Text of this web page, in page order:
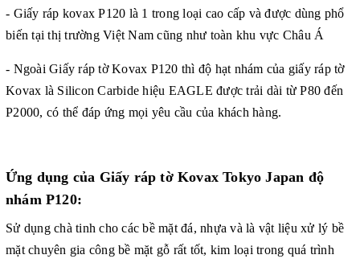
- Giấy ráp kovax P120 là 1 trong loại cao cấp và được dùng phổ
biến tại thị trường Việt Nam cũng như toàn khu vực Châu Á
- Ngoài Giấy ráp tờ Kovax P120 thì độ hạt nhám của giấy ráp tờ
Kovax là Silicon Carbide hiệu EAGLE được trải dài từ P80 đến
P2000, có thể đáp ứng mọi yêu cầu của khách hàng.
Ứng dụng của Giấy ráp tờ Kovax Tokyo Japan độ
nhám P120:
Sử dụng chà tinh cho các bề mặt đá, nhựa và là vật liệu xử lý bề
mặt chuyên gia công bề mặt gỗ rất tốt, kim loại trong quá trình